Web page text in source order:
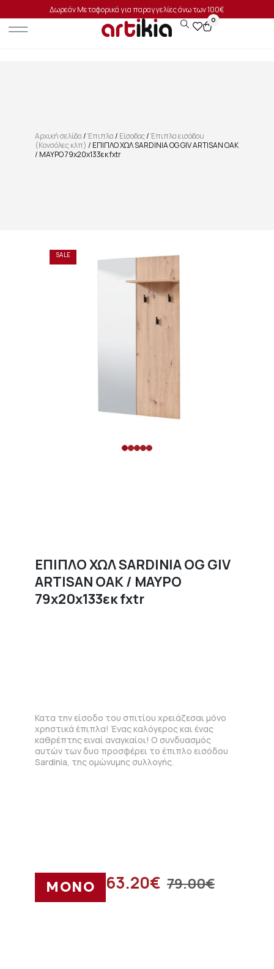
Δωρεάν Μεταφορικά για παραγγελίες άνω των 100€
0
Αρχική σελίδα/Έπιπλα/ Είσοδος/Έπιπλα εισόδου
(Κονσόλες κλπ) / ΕΠΙΠΛΟ ΧΩΛ SARDINIA OG GIV ARTISAN OAK
/ ΜΑΥΡΟ 79x20x133εκ fxtr
SALE
ΕΠΙΠΛΟ ΧΩΛ SARDINIA OG GIV
ARTISAN OAK / ΜΑΥΡΟ
79x20x133εκ fxtr
Κατα την είσοδο του σπιτίου χρειάζεσαι μόνο
χρηστικά έπιπλα! Ένας καλόγερος και ένας
καθρέπτης ειναί αναγκαίοι! Ο συνδυασμός
αυτών των δυο προσφέρει το έπιπλο εισόδου
Sardinia, της ομώνυμης συλλογής.
ΜΟΝΟ 79.00€
63.20€